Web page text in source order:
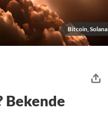
Bitcoin, Solana
Bekende